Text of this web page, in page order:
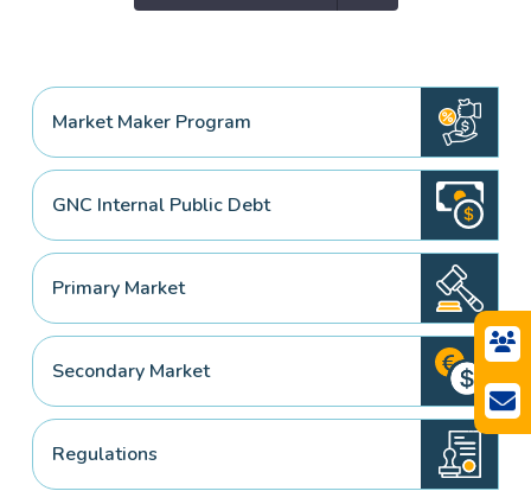
Market Maker Program
GNC Internal Public Debt
Primary Market
Secondary Market
Regulations